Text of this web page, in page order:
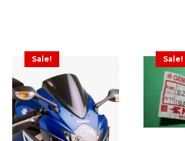
Sale! Sale!